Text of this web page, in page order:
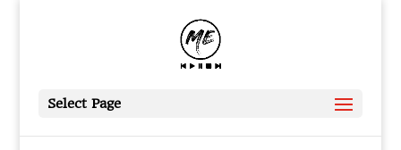
Select Page